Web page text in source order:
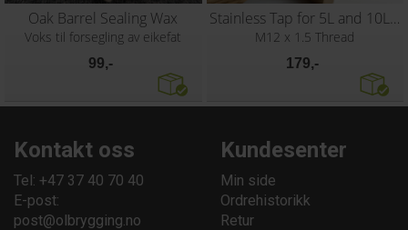
Oak Barrel Sealing Wax
Voks til forsegling av eikefat
99,-
Stainless Tap for 5L and 10L Oak Barrel
M12 x 1.5 Thread
179,-
Kontakt oss
Tel: +47 37 40 70 40
E-post:
post@olbrygging.no
Kundesenter
Min side
Ordrehistorikk
Retur